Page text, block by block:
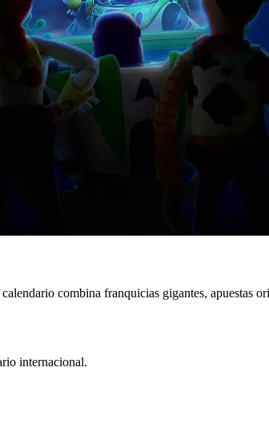
combina franquicias gigantes, apuestas
internacional.